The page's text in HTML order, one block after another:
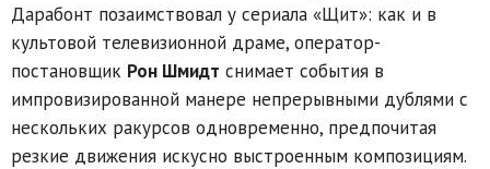
Дарабонт позаимствовал у сериала «Щит»: как и в
культовой телевизионной драме, оператор-
постановщик Рон Шмидт снимает события в
импровизированной манере непрерывными дублями с
нескольких ракурсов одновременно, предпочитая
резкие движения искусно выстроенным композициям.